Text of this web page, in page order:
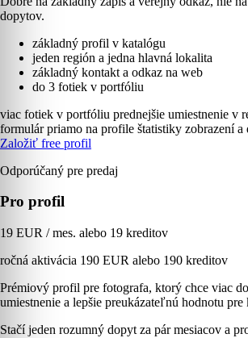
dopytov.
základný profil v katalógu
jeden región a jedna hlavná lokalita
základný kontakt a odkaz na web
do 3 fotiek v portfóliu
viac fotiek v portfóliu prednejšie umiestnenie v
formulár priamo na profile štatistiky zobrazení a
Založiť free profil
Odporúčaný pre predaj
Pro profil
19 EUR / mes. alebo 19 kreditov
ročná aktivácia 190 EUR alebo 190 kreditov
Prémiový profil pre fotografa, ktorý chce viac
umiestnenie a lepšie preukázateľnú hodnotu pre
Stačí jeden rozumný dopyt za pár mesiacov a